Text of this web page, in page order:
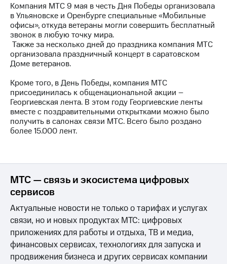
Контакты
Медиа-центр
Пресс-
релизы
о технологиях
Достижения
Интервью
Новости
регионе
и акционерам
Корпоративное
управление
Компания МТС 9 мая в честь Дня Победы организовала
в Ульяновске и Оренбурге специальные «Мобильные
офисы», откуда ветераны могли совершить бесплатный
звонок в любую точку мира.
Также за несколько дней до праздника компания МТС
организовала праздничный концерт в саратовском
Доме ветеранов.
Кроме того, в День Победы, компания МТС
присоединилась к общенациональной акции –
Георгиевская лента. В этом году Георгиевские ленты
вместе с поздравительными открытками можно было
получить в салонах связи МТС. Всего было роздано
более 15.000 лент.
МТС — связь и экосистема цифровых
сервисов
Актуальные новости не только о тарифах и услугах
связи, но и новых продуктах МТС: цифровых
приложениях для работы и отдыха, ТВ и медиа,
финансовых сервисах, технологиях для запуска и
продвижения бизнеса и других сервисах компании